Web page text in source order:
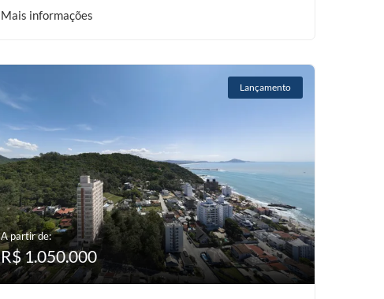
Mais informações
Lançamento
A partir de:
R$ 1.050.000